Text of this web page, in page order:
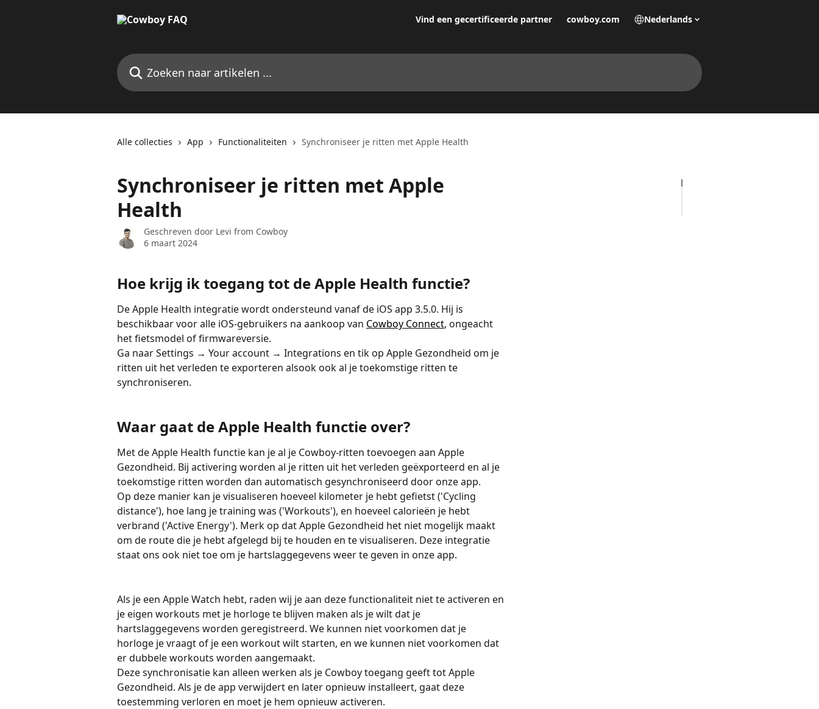
Vind een gecertificeerde partner cowboy.com Nederlands
Zoeken naar artikelen ...
Alle collecties App Functionaliteiten Synchroniseer je ritten met Apple Health
Synchroniseer je ritten met Apple
Health
Geschreven door Levi from Cowboy
6 maart 2024
Hoe krijg ik toegang tot de Apple Health functie?
De Apple Health integratie wordt ondersteund vanaf de iOS app 3.5.0. Hij is
beschikbaar voor alle iOS-gebruikers na aankoop van Cowboy Connect, ongeacht
het fietsmodel of firmwareversie.
Ga naar Settings → Your account → Integrations en tik op Apple Gezondheid om je
ritten uit het verleden te exporteren alsook ook al je toekomstige ritten te
synchroniseren.
Waar gaat de Apple Health functie over?
Met de Apple Health functie kan je al je Cowboy-ritten toevoegen aan Apple
Gezondheid. Bij activering worden al je ritten uit het verleden geëxporteerd en al je
toekomstige ritten worden dan automatisch gesynchroniseerd door onze app.
Op deze manier kan je visualiseren hoeveel kilometer je hebt gefietst ('Cycling
distance'), hoe lang je training was ('Workouts'), en hoeveel calorieën je hebt
verbrand ('Active Energy'). Merk op dat Apple Gezondheid het niet mogelijk maakt
om de route die je hebt afgelegd bij te houden en te visualiseren. Deze integratie
staat ons ook niet toe om je hartslaggegevens weer te geven in onze app.
Als je een Apple Watch hebt, raden wij je aan deze functionaliteit niet te activeren en
je eigen workouts met je horloge te blijven maken als je wilt dat je
hartslaggegevens worden geregistreerd. We kunnen niet voorkomen dat je
horloge je vraagt of je een workout wilt starten, en we kunnen niet voorkomen dat
er dubbele workouts worden aangemaakt.
Deze synchronisatie kan alleen werken als je Cowboy toegang geeft tot Apple
Gezondheid. Als je de app verwijdert en later opnieuw installeert, gaat deze
toestemming verloren en moet je hem opnieuw activeren.